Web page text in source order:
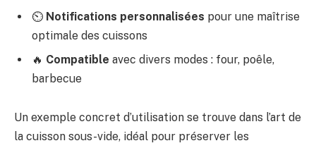
⏲️ Notifications personnalisées pour une maîtrise
optimale des cuissons
🔥 Compatible avec divers modes : four, poêle,
barbecue
Un exemple concret d’utilisation se trouve dans l’art de
la cuisson sous-vide, idéal pour préserver les